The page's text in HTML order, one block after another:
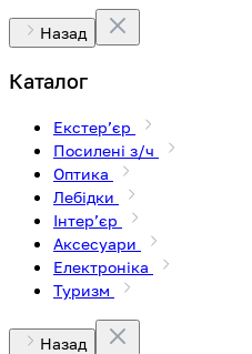
Назад
Каталог
Екстерʼєр
Посилені з/ч
Оптика
Лебідки
Інтерʼєр
Аксесуари
Електроніка
Туризм
Назад